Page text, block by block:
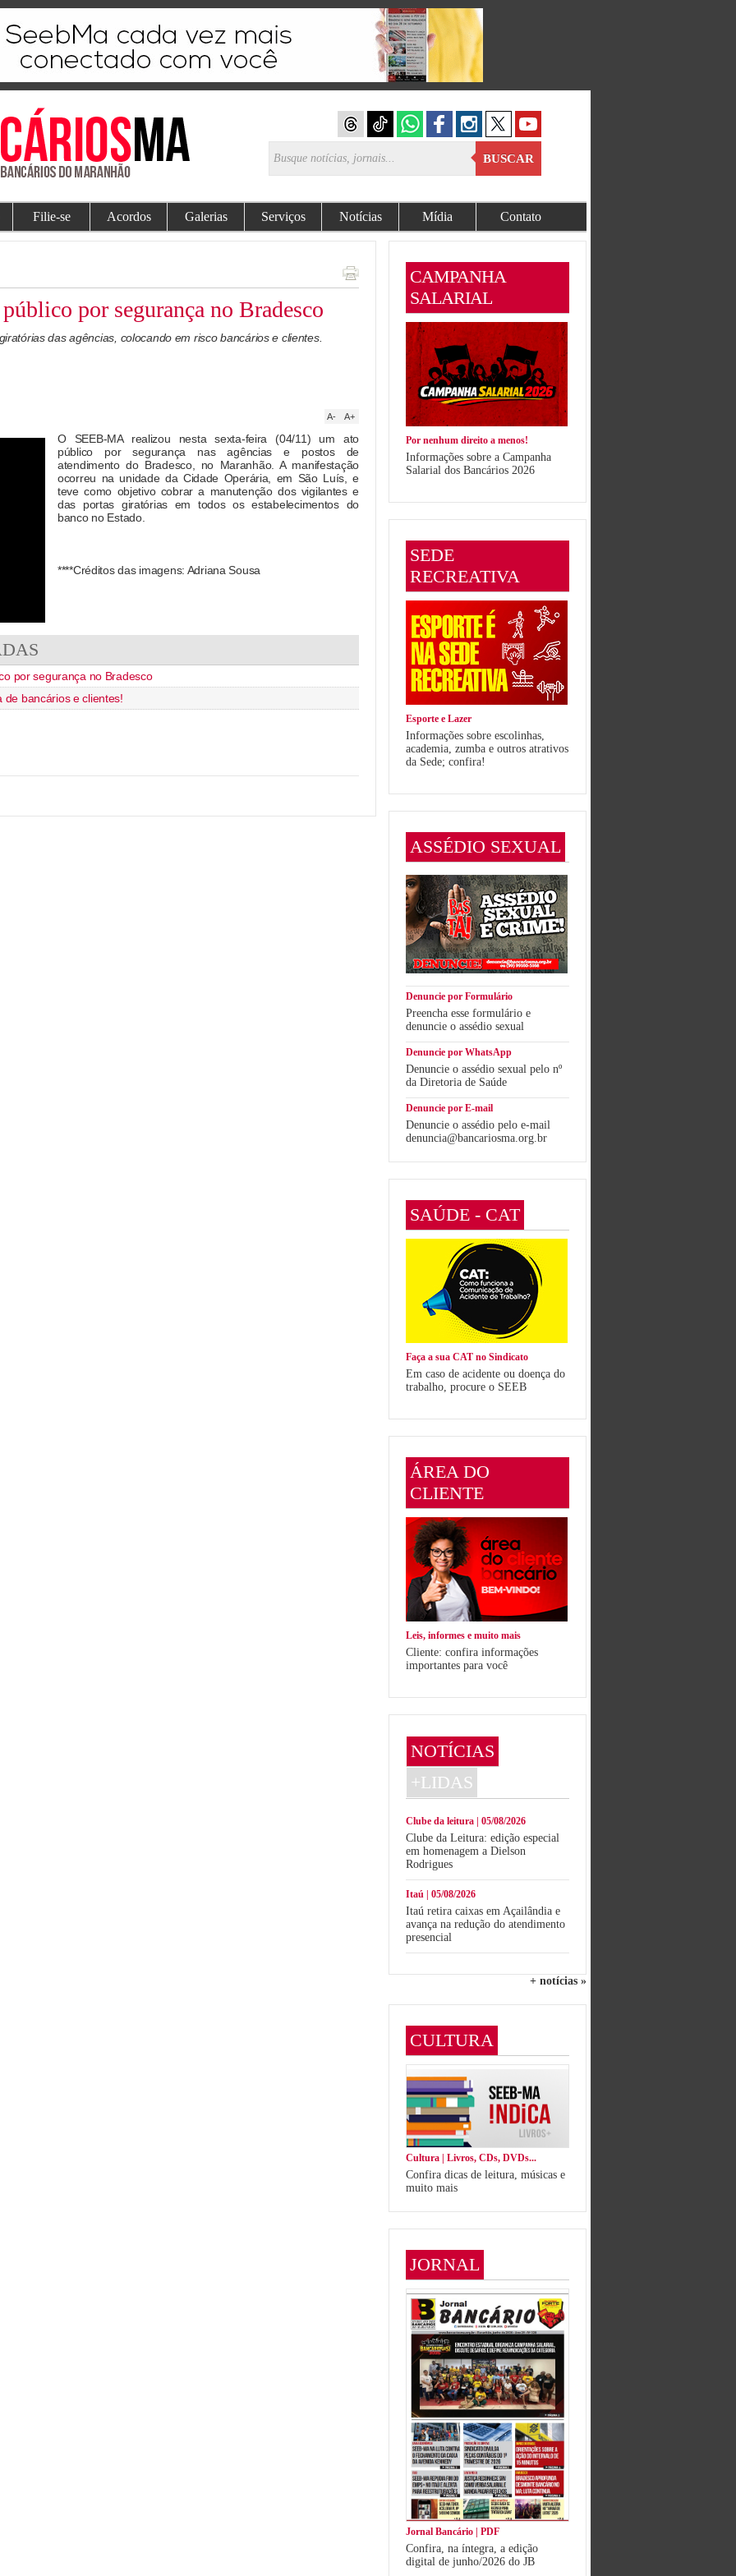
BUSCAR
Filie-se Acordos Galerias Serviços Notícias Mídia Contato
por segurança no Bradesco
das agências, colocando em risco bancários e clientes.
A+
A-
O SEEB-MA realizou nesta sexta-feira (04/11) um ato
público por segurança nas agências e postos de
atendimento do Bradesco, no Maranhão. A manifestação
ocorreu na unidade da Cidade Operária, em São Luís, e
teve como objetivo cobrar a manutenção dos vigilantes e
das portas giratórias em todos os estabelecimentos do
banco no Estado.
****Créditos das imagens: Adriana Sousa
por segurança no Bradesco
de bancários e clientes!
CAMPANHA
SALARIAL
Por nenhum direito a menos!
Informações sobre a Campanha
Salarial dos Bancários 2026
SEDE
RECREATIVA
Esporte e Lazer
Informações sobre escolinhas,
academia, zumba e outros atrativos
da Sede; confira!
ASSÉDIO SEXUAL
Denuncie por Formulário
Preencha esse formulário e
denuncie o assédio sexual
Denuncie por WhatsApp
Denuncie o assédio sexual pelo nº
da Diretoria de Saúde
Denuncie por E-mail
Denuncie o assédio pelo e-mail
denuncia@bancariosma.org.br
SAÚDE - CAT
Faça a sua CAT no Sindicato
Em caso de acidente ou doença do
trabalho, procure o SEEB
ÁREA DO
CLIENTE
Leis, informes e muito mais
Cliente: confira informações
importantes para você
NOTÍCIAS
+LIDAS
Clube da leitura | 05/08/2026
Clube da Leitura: edição especial
em homenagem a Dielson
Rodrigues
Itaú | 05/08/2026
Itaú retira caixas em Açailândia e
avança na redução do atendimento
presencial
+ notícias »
CULTURA
Cultura | Livros, CDs, DVDs...
Confira dicas de leitura, músicas e
muito mais
JORNAL
Jornal Bancário | PDF
Confira, na íntegra, a edição
digital de junho/2026 do JB